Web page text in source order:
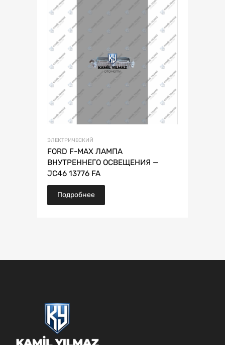
ЭЛЕКТРИЧЕСКИЙ
FORD F-MAX ЛАМПА
ВНУТРЕННЕГО ОСВЕЩЕНИЯ —
JC46 13776 FA
Подробнее